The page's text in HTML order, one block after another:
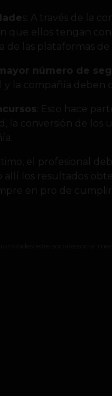
s: A través de la
que ellos tengan
las plataformas de
número de
la compañía deben
: Esto hace
la conversión de los
el profesional
los resultados
en pro de